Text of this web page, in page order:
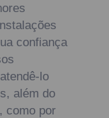
confiança
lo
além do
como por